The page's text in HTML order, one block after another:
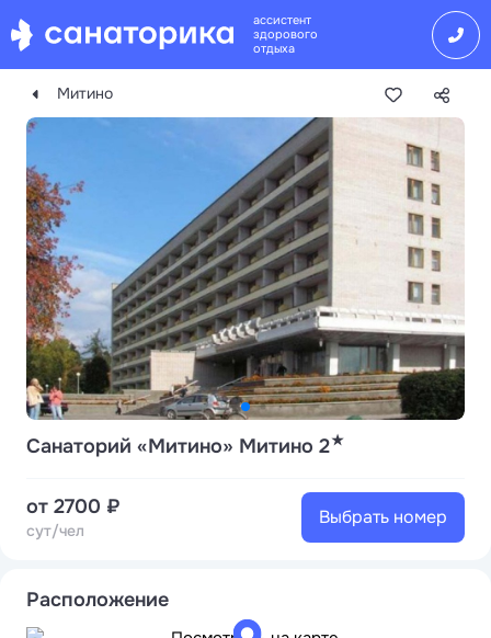
ассистент
здорового
отдыха
Митино
Санаторий «Митино» Митино 2★
Расположение
от 2700 ₽
сут/чел
Выбрать номер